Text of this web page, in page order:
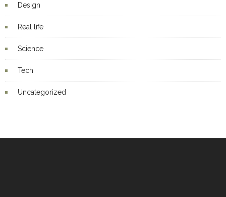
Design
Real life
Science
Tech
Uncategorized